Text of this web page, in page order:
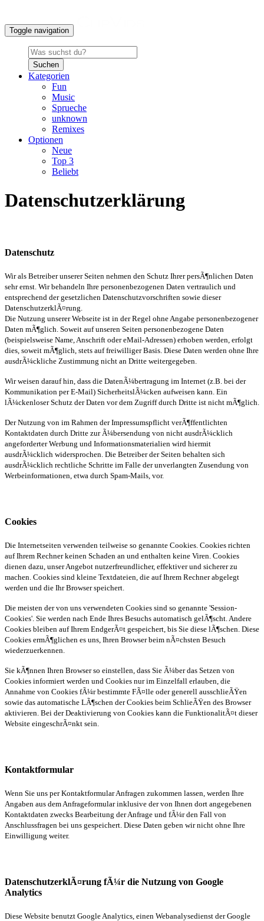
Toggle navigation
Suchen
Kategorien
Fun
Music
Sprueche
unknown
Remixes
Optionen
Neue
Top 3
Beliebt
Datenschutzerklärung
Datenschutz
Wir als Betreiber unserer Seiten nehmen den Schutz Ihrer persÃ¶nlichen Daten
sehr ernst. Wir behandeln Ihre personenbezogenen Daten vertraulich und
entsprechend der gesetzlichen Datenschutzvorschriften sowie dieser
DatenschutzerklÃ¤rung.
Die Nutzung unserer Webseite ist in der Regel ohne Angabe personenbezogener
Daten mÃ¶glich. Soweit auf unseren Seiten personenbezogene Daten
(beispielsweise Name, Anschrift oder eMail-Adressen) erhoben werden, erfolgt
dies, soweit mÃ¶glich, stets auf freiwilliger Basis. Diese Daten werden ohne Ihre
ausdrÃ¼ckliche Zustimmung nicht an Dritte weitergegeben.
Wir weisen darauf hin, dass die DatenÃ¼bertragung im Internet (z.B. bei der
Kommunikation per E-Mail) SicherheitslÃ¼cken aufweisen kann. Ein
lÃ¼ckenloser Schutz der Daten vor dem Zugriff durch Dritte ist nicht mÃ¶glich.
Der Nutzung von im Rahmen der Impressumspflicht verÃ¶ffentlichten
Kontaktdaten durch Dritte zur Ã¼bersendung von nicht ausdrÃ¼cklich
angeforderter Werbung und Informationsmaterialien wird hiermit
ausdrÃ¼cklich widersprochen. Die Betreiber der Seiten behalten sich
ausdrÃ¼cklich rechtliche Schritte im Falle der unverlangten Zusendung von
Werbeinformationen, etwa durch Spam-Mails, vor.
Cookies
Die Internetseiten verwenden teilweise so genannte Cookies. Cookies richten
auf Ihrem Rechner keinen Schaden an und enthalten keine Viren. Cookies
dienen dazu, unser Angebot nutzerfreundlicher, effektiver und sicherer zu
machen. Cookies sind kleine Textdateien, die auf Ihrem Rechner abgelegt
werden und die Ihr Browser speichert.
Die meisten der von uns verwendeten Cookies sind so genannte 'Session-
Cookies'. Sie werden nach Ende Ihres Besuchs automatisch gelÃ¶scht. Andere
Cookies bleiben auf Ihrem EndgerÃ¤t gespeichert, bis Sie diese lÃ¶schen. Diese
Cookies ermÃ¶glichen es uns, Ihren Browser beim nÃ¤chsten Besuch
wiederzuerkennen.
Sie kÃ¶nnen Ihren Browser so einstellen, dass Sie Ã¼ber das Setzen von
Cookies informiert werden und Cookies nur im Einzelfall erlauben, die
Annahme von Cookies fÃ¼r bestimmte FÃ¤lle oder generell ausschlieÃŸen
sowie das automatische LÃ¶schen der Cookies beim SchlieÃŸen des Browser
aktivieren. Bei der Deaktivierung von Cookies kann die FunktionalitÃ¤t dieser
Website eingeschrÃ¤nkt sein.
Kontaktformular
Wenn Sie uns per Kontaktformular Anfragen zukommen lassen, werden Ihre
Angaben aus dem Anfrageformular inklusive der von Ihnen dort angegebenen
Kontaktdaten zwecks Bearbeitung der Anfrage und fÃ¼r den Fall von
Anschlussfragen bei uns gespeichert. Diese Daten geben wir nicht ohne Ihre
Einwilligung weiter.
DatenschutzerklÃ¤rung fÃ¼r die Nutzung von Google
Analytics
Diese Website benutzt Google Analytics, einen Webanalysedienst der Google